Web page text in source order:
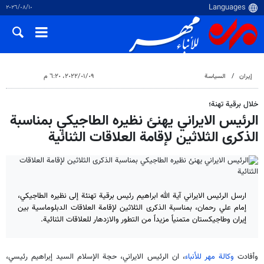
١٠‏/٠٨‏/٢٠٢٦
إيران السياسة ٠٩‏/٠١‏/٢٠٢٢، ٦:٢٠ م
خلال برقية تهنة؛
الرئيس الايراني يهنئ نظيره الطاجيكي بمناسبة
الذكرى الثلاثين لإقامة العلاقات الثنائية
ارسل الرئيس الايراني آية الله ابراهيم رئيس برقية تهنئة إلى نظيره الطاجيكي،
إمام علي رحمان، بمناسبة الذكرى الثلاثين لإقامة العلاقات الدبلوماسية بين
إيران وطاجيكستان متمنياً مزيداً من التطور والازدهار للعلاقات الثنائية.
وأفادت وكالة مهر للأنباء، ان الرئيس الايراني، حجة الإسلام السيد إبراهيم رئيسي،